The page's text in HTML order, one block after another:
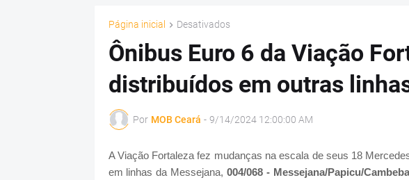
Página inicial Desativados
Ônibus Euro 6 da Viação
distribuídos em outras
Por MOB Ceará - 9/14/2024 12:00:00 AM
A Viação Fortaleza fez mudanças na escala de seus 18
em linhas da Messejana, 004/068 - Messejana/Papicu/